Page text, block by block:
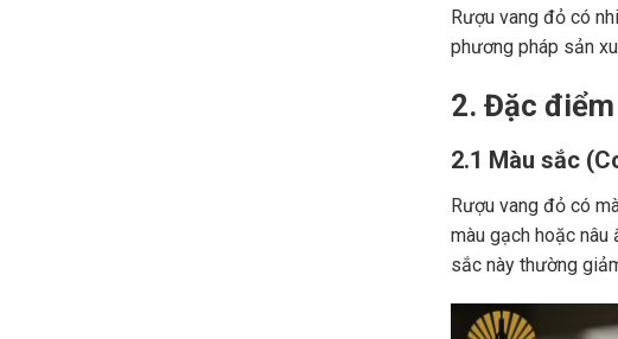
Rượu vang đỏ có
phương pháp sản
2. Đặc
2.1 Màu sắc
Rượu vang đỏ có
màu gạch hoặc nâu
sắc này thường